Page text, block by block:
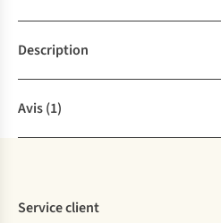
Description
Avis(1)
Service client